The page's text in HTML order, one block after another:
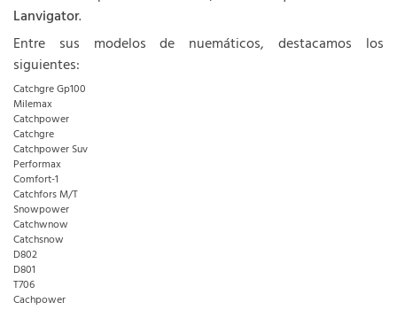
Lanvigator.
Entre sus modelos de nuemáticos, destacamos los
siguientes:
Catchgre Gp100
Milemax
Catchpower
Catchgre
Catchpower Suv
Performax
Comfort-1
Catchfors M/T
Snowpower
Catchwnow
Catchsnow
D802
D801
T706
Cachpower